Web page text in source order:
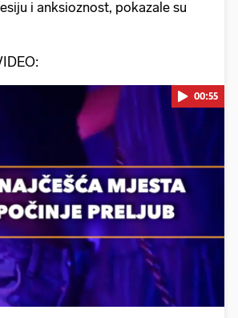
i anksioznost, pokazale su
Pokretanje videa...
00:55